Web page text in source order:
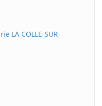
LA COLLE-SUR-